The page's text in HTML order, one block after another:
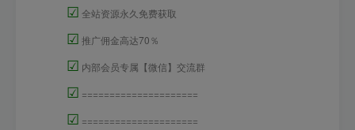
☑ 全站资源永久免费获取
☑ 推广佣金高达70％
☑ 内部会员专属【微信】交流群
☑ =====================
☑ =====================